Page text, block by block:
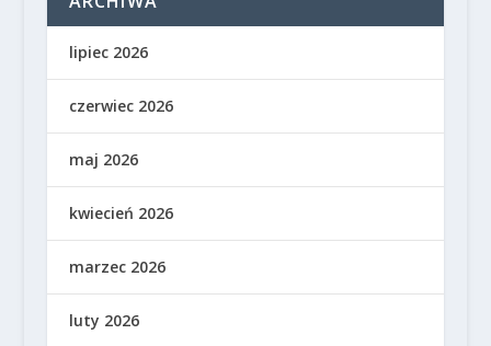
lipiec 2026
czerwiec 2026
maj 2026
kwiecień 2026
marzec 2026
luty 2026